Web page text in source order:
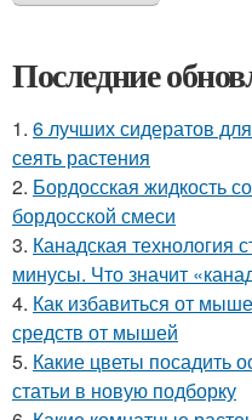
Последние
1. 6 лучших сидератов
сеять растения
2. Бордосская жидкость
бордосской смеси
3. Канадская технология
минусы. Что значит
4. Как избавиться от
средств от мышей
5. Какие цветы посадить
статьи в новую подборку